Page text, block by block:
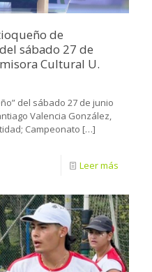
de
sábado 27 de
Cultural U.
del sábado 27 de junio
Valencia González,
Campeonato […]
Leer más